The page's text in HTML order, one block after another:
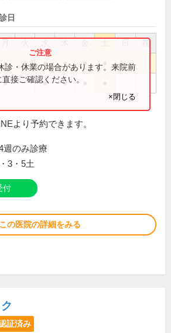
日
祝
● ● ● ● ●
● ● ●
診・休業の場合があります。来院前
接ご確認ください。
×閉じる
より予約できます。
週のみ診療
3・5土
付
この医院の詳細をみる
証済み